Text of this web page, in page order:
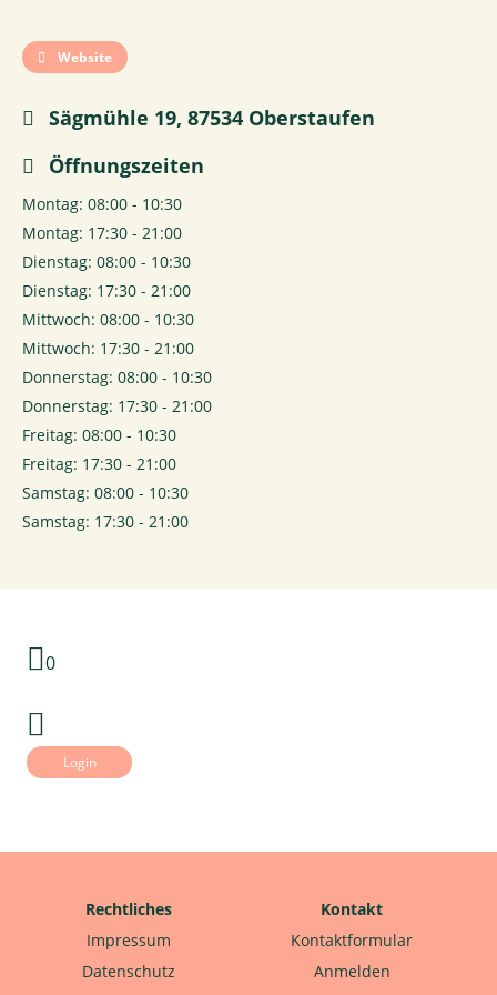
Website
Sägmühle 19, 87534 Oberstaufen
Öffnungszeiten
Montag: 08:00 - 10:30
Montag: 17:30 - 21:00
Dienstag: 08:00 - 10:30
Dienstag: 17:30 - 21:00
Mittwoch: 08:00 - 10:30
Mittwoch: 17:30 - 21:00
Donnerstag: 08:00 - 10:30
Donnerstag: 17:30 - 21:00
Freitag: 08:00 - 10:30
Freitag: 17:30 - 21:00
Samstag: 08:00 - 10:30
Samstag: 17:30 - 21:00
0
Login
Rechtliches
Impressum
Datenschutz
Kontakt
Kontaktformular
Anmelden